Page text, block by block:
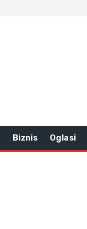
Biznis Oglasi